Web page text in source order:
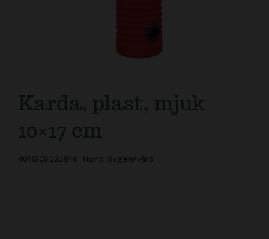
Karda, plast, mjuk
10×17 cm
4011905023014 Hund Hygien/vård